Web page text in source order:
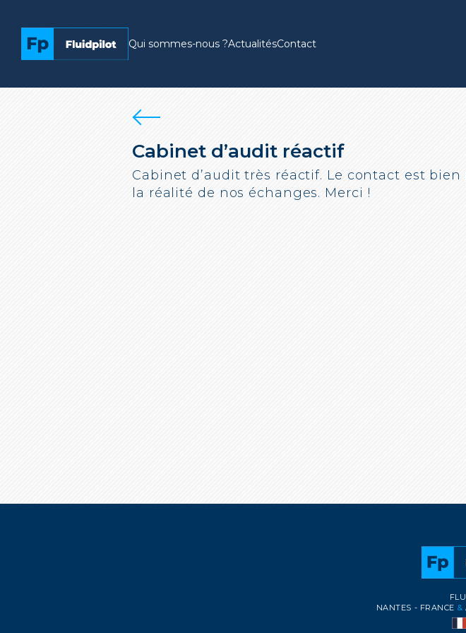
Qui sommes-nous ?ActualitésContact
Cabinet d’audit réactif
Cabinet d’audit très réactif. Le contact est
la réalité de nos échanges. Merci !
NANTES - FRANCE &